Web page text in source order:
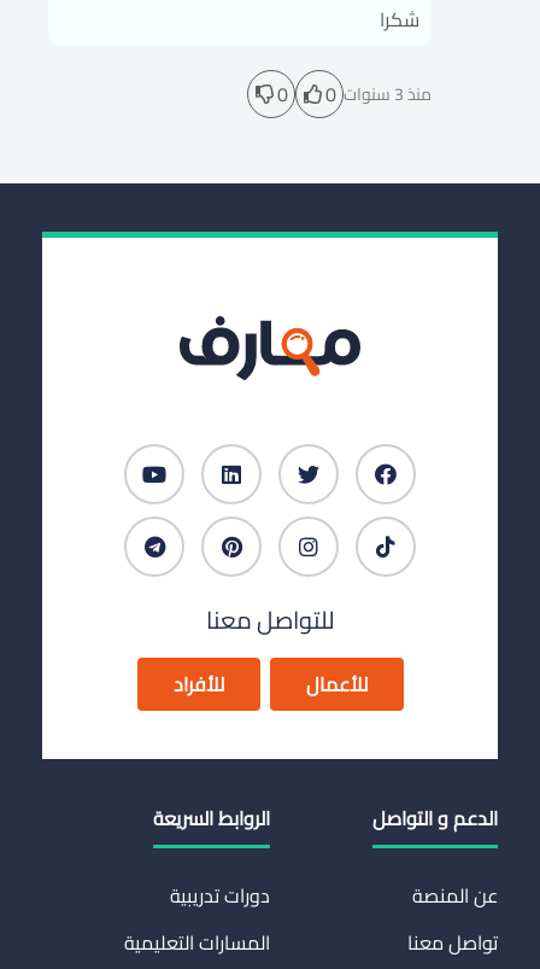
شكرا
منذ 3 سنوات 0
0
للتواصل معنا
للأعمال للأفراد
الدعم و التواصل
عن المنصة
تواصل معنا
الروابط السريعة
دورات تدريبية
المسارات التعليمية